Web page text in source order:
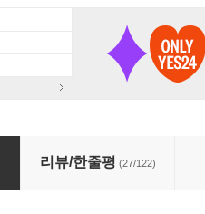
리뷰/한줄평 (27/122)